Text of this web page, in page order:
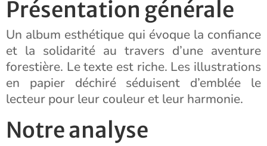
Présentation générale
Un album esthétique qui évoque la confiance
et la solidarité au travers d’une aventure
forestière. Le texte est riche. Les illustrations
en papier déchiré séduisent d’emblée le
lecteur pour leur couleur et leur harmonie.
Notre analyse